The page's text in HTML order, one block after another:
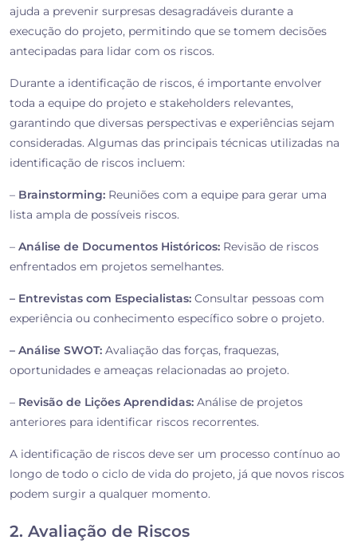
ajuda a prevenir surpresas desagradáveis durante a
execução do projeto, permitindo que se tomem decisões
antecipadas para lidar com os riscos.
Durante a identificação de riscos, é importante envolver
toda a equipe do projeto e stakeholders relevantes,
garantindo que diversas perspectivas e experiências sejam
consideradas. Algumas das principais técnicas utilizadas na
identificação de riscos incluem:
– Brainstorming: Reuniões com a equipe para gerar uma
lista ampla de possíveis riscos.
– Análise de Documentos Históricos: Revisão de riscos
enfrentados em projetos semelhantes.
– Entrevistas com Especialistas: Consultar pessoas com
experiência ou conhecimento específico sobre o projeto.
– Análise SWOT: Avaliação das forças, fraquezas,
oportunidades e ameaças relacionadas ao projeto.
– Revisão de Lições Aprendidas: Análise de projetos
anteriores para identificar riscos recorrentes.
A identificação de riscos deve ser um processo contínuo ao
longo de todo o ciclo de vida do projeto, já que novos riscos
podem surgir a qualquer momento.
2. Avaliação de Riscos